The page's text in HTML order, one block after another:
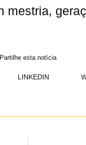
mestria,
Partilhe esta notícia
LINKEDIN